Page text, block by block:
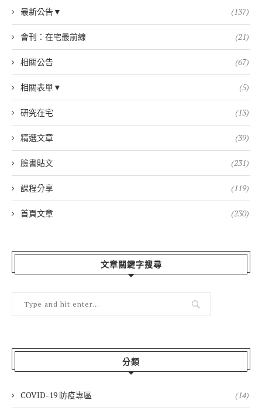
最新公告▼ (137)
會刊：在宅最前線 (21)
相關公告 (67)
相關表單▼ (5)
研究在宅 (13)
精選文章 (39)
臉書貼文 (231)
課程分享 (119)
首頁文章 (230)
文章關鍵字搜尋
分類
COVID-19 防疫專區 (14)